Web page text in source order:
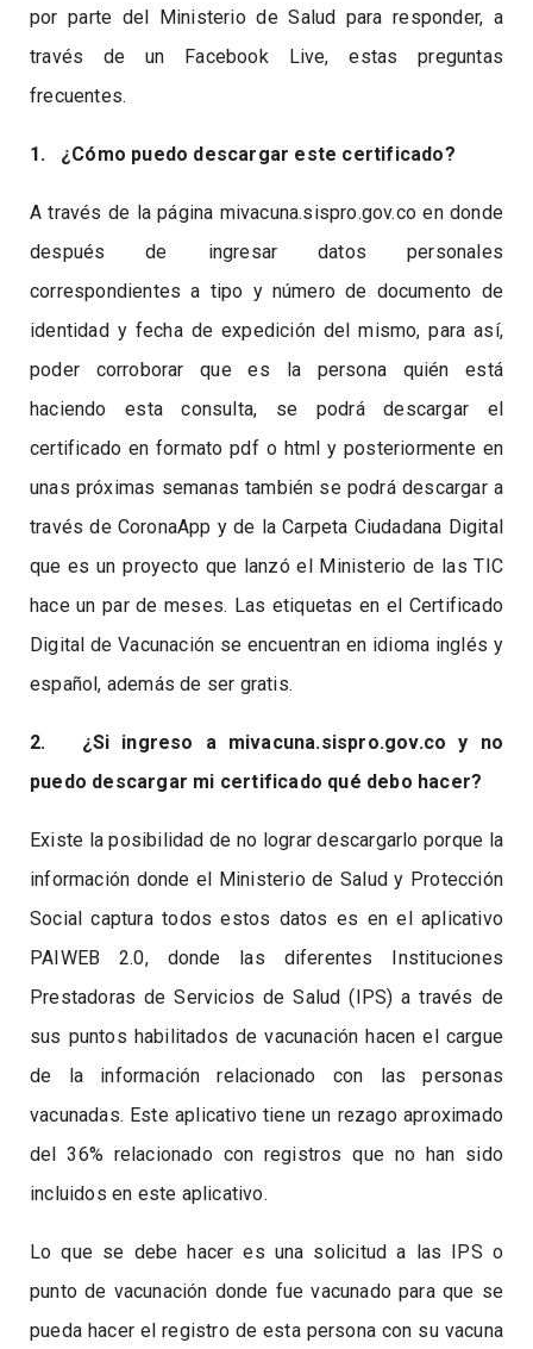
por parte del Ministerio de Salud para responder, a
través de un Facebook Live, estas preguntas
frecuentes.
1. ¿Cómo puedo descargar este certificado?
A través de la página mivacuna.sispro.gov.co en donde
después de ingresar datos personales
correspondientes a tipo y número de documento de
identidad y fecha de expedición del mismo, para así,
poder corroborar que es la persona quién está
haciendo esta consulta, se podrá descargar el
certificado en formato pdf o html y posteriormente en
unas próximas semanas también se podrá descargar a
través de CoronaApp y de la Carpeta Ciudadana Digital
que es un proyecto que lanzó el Ministerio de las TIC
hace un par de meses. Las etiquetas en el Certificado
Digital de Vacunación se encuentran en idioma inglés y
español, además de ser gratis.
2. ¿Si ingreso a mivacuna.sispro.gov.co y no
puedo descargar mi certificado qué debo hacer?
Existe la posibilidad de no lograr descargarlo porque la
información donde el Ministerio de Salud y Protección
Social captura todos estos datos es en el aplicativo
PAIWEB 2.0, donde las diferentes Instituciones
Prestadoras de Servicios de Salud (IPS) a través de
sus puntos habilitados de vacunación hacen el cargue
de la información relacionado con las personas
vacunadas. Este aplicativo tiene un rezago aproximado
del 36% relacionado con registros que no han sido
incluidos en este aplicativo.
Lo que se debe hacer es una solicitud a las IPS o
punto de vacunación donde fue vacunado para que se
pueda hacer el registro de esta persona con su vacuna